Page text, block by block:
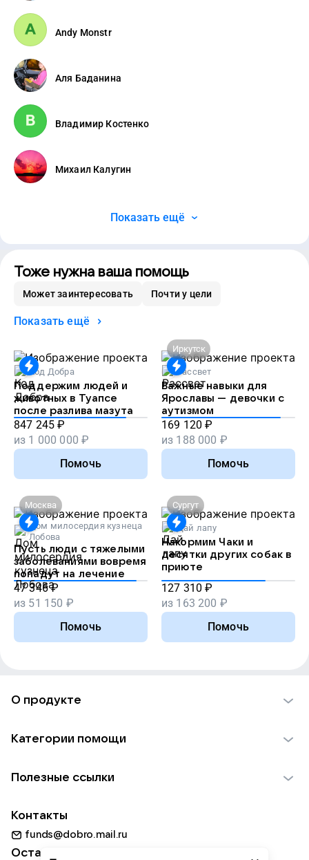
Andy Monstr
Аля Баданина
Владимир Костенко
Михаил Калугин
Показать ещё
Тоже нужна ваша помощь
Может заинтересовать Почти у цели
Показать ещё
Код Добра
Поддержим людей и
животных в Туапсе
после разлива мазута
847 245 ₽
из 1 000 000 ₽
Помочь
Иркутск
Рассвет
Важные навыки для
Ярославы — девочки с
аутизмом
169 120 ₽
из 188 000 ₽
Помочь
Москва
Дом милосердия кузнеца
Лобова
Пусть люди с тяжелыми
заболеваниями вовремя
попадут на лечение
47 346 ₽
из 51 150 ₽
Помочь
Сургут
Дай лапу
Накормим Чаки и
десятки других собак в
приюте
127 310 ₽
из 163 200 ₽
Помочь
О продукте
Использование материалов
Для НКО
Партнерам
Категории помощи
Пожилым
Животным
Природе
Полезные ссылки
Добрый день
Контакты
funds@dobro.mail.ru
Оставайтесь с нами